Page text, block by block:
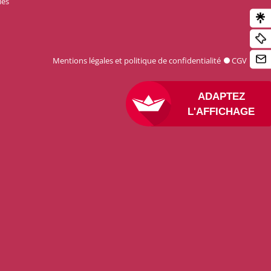
ADAPTEZ
L'AFFICHAGE
Mentions légales et politique de confidentialité CGV